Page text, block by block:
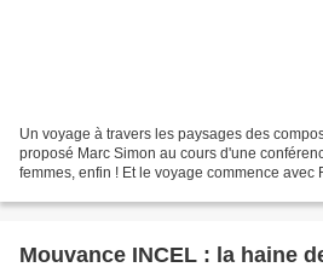
Un voyage à travers les paysages des
proposé Marc Simon au cours d'une
femmes, enfin ! Et le voyage commence avec
Mouvance INCEL : la haine